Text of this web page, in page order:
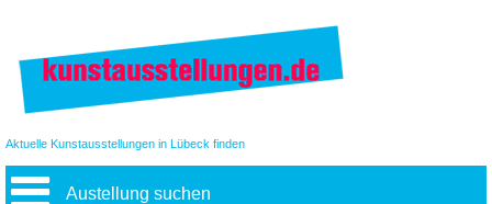
Aktuelle Kunstausstellungen in Lübeck finden
Austellung suchen